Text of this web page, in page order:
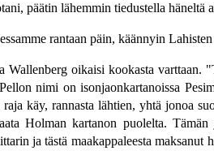
päätin lähemmin tiedustella häneltä
rantaan päin, käännyin
Wallenberg oikaisi kookasta
nimi on isonjaonkartanoissa
käy, rannasta lähtien, yhtä jonoa
Holman kartanon puolelta.
ja tästä maakappaleesta